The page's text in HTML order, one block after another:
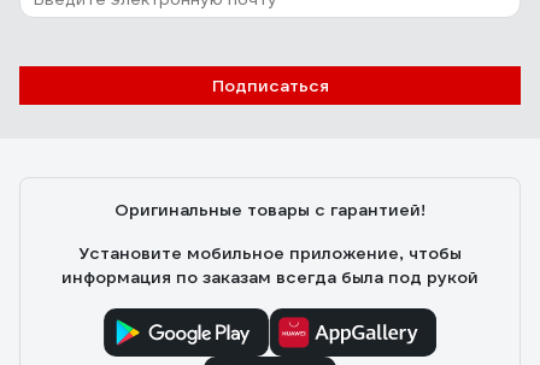
Подписаться
Оригинальные товары с гарантией!
Установите мобильное приложение, чтобы
информация по заказам всегда была под рукой